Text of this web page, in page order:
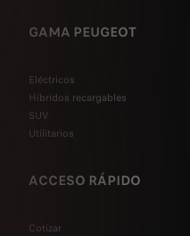
GAMA PEUGEOT
Eléctricos
Híbridos recargables
SUV
Utilitarios
ACCESO RÁPIDO
Cotizar